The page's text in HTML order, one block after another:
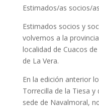
Estimados/as socios/
Estimados socios y
volvemos a la
localidad de Cuacos
de La Vera.
En la edición anterior
Torrecilla de la Tiesa
sede de Navalmoral,